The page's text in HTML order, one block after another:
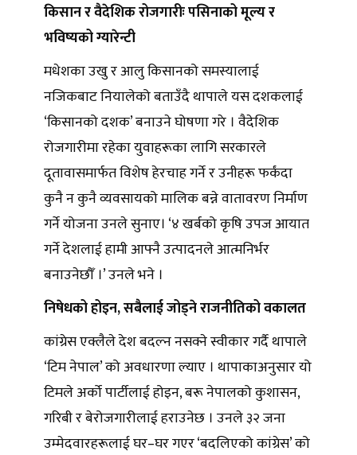
किसान र वैदेशिक रोजगारीः पसिनाको मूल्य र
भविष्यको ग्यारेन्टी
मधेशका उखु र आलु किसानको समस्यालाई
नजिकबाट नियालेको बताउँदै थापाले यस दशकलाई
‘किसानको दशक’ बनाउने घोषणा गरे । वैदेशिक
रोजगारीमा रहेका युवाहरूका लागि सरकारले
दूतावासमार्फत विशेष हेरचाह गर्ने र उनीहरू फर्कंदा
कुनै न कुनै व्यवसायको मालिक बन्ने वातावरण निर्माण
गर्ने योजना उनले सुनाए। ‘४ खर्बको कृषि उपज आयात
गर्ने देशलाई हामी आफ्नै उत्पादनले आत्मनिर्भर
बनाउनेछौँ ।’ उनले भने ।
निषेधको होइन, सबैलाई जोड्ने राजनीतिको वकालत
कांग्रेस एक्लैले देश बदल्न नसक्ने स्वीकार गर्दै थापाले
‘टिम नेपाल’ को अवधारणा ल्याए । थापाकाअनुसार यो
टिमले अर्को पार्टीलाई होइन, बरू नेपालको कुशासन,
गरिबी र बेरोजगारीलाई हराउनेछ । उनले ३२ जना
उम्मेदवारहरूलाई घर–घर गएर ‘बदलिएको कांग्रेस’ को